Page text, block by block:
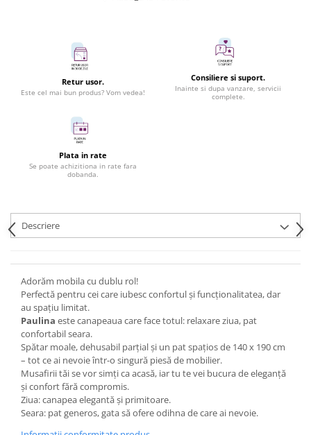
Retur usor.
Este cel mai bun produs? Vom vedea!
Consiliere si suport.
Inainte si dupa vanzare, servicii
complete.
Plata in rate
Se poate achizitiona in rate fara
dobanda.
Descriere
Adorăm mobila cu dublu rol!
Perfectă pentru cei care iubesc confortul și funcționalitatea, dar
au spațiu limitat.
Paulina este canapeaua care face totul: relaxare ziua, pat
confortabil seara.
Spătar moale, dehusabil parțial și un pat spațios de 140 x 190 cm
– tot ce ai nevoie într-o singură piesă de mobilier.
Musafirii tăi se vor simți ca acasă, iar tu te vei bucura de eleganță
și confort fără compromis.
Ziua: canapea elegantă și primitoare.
Seara: pat generos, gata să ofere odihna de care ai nevoie.